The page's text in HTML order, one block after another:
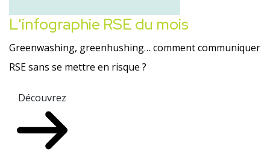
L'infographie RSE du mois
Greenwashing, greenhushing… comment communiquer
RSE sans se mettre en risque ?
Découvrez